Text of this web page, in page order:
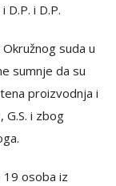
D.P. i D.P.
suda u
sumnje da su
proizvodnja i
G.S. i zbog
19 osoba iz